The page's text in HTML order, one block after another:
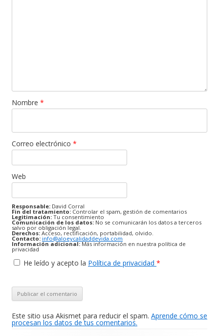
Nombre *
Correo electrónico *
Web
Responsable: David Corral
Fin del tratamiento: Controlar el spam, gestión de comentarios
Legitimación: Tu consentimiento
Comunicación de los datos: No se comunicarán los datos a terceros
salvo por obligación legal.
Derechos: Acceso, rectificación, portabilidad, olvido.
Contacto: info@aloeycalidaddevida.com
Información adicional:Más información en nuestra política de
privacidad
He leído y acepto la Política de privacidad *
Este sitio usa Akismet para reducir el spam. Aprende cómo se
procesan los datos de tus comentarios.